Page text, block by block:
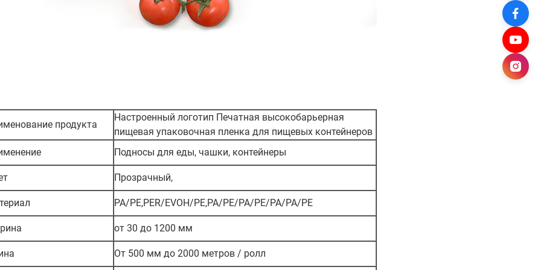
продукта
Настроенный логотип Печатная высокобарьерная
пищевая упаковочная пленка для пищевых контейнеров
Подносы для еды, чашки, контейнеры
Прозрачный,
PA/PE,PER/EVOH/PE,PA/PE/PA/PE/PA/PA/PE
от 30 до 1200 мм
От 500 мм до 2000 метров / ролл